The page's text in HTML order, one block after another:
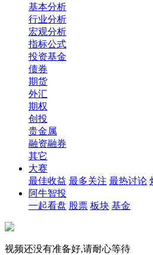
基本分析
行业分析
宏观分析
指标公式
投资基金
债券
期货
外汇
期权
创投
贵金属
融资融券
其它
大赛
最佳收益 最多关注 最热讨论
阿牛智投
一起看盘 股票 板块 基金
视频还没有准备好,请耐心等待